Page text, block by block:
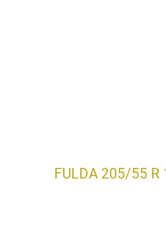
FULDA 205/55 R